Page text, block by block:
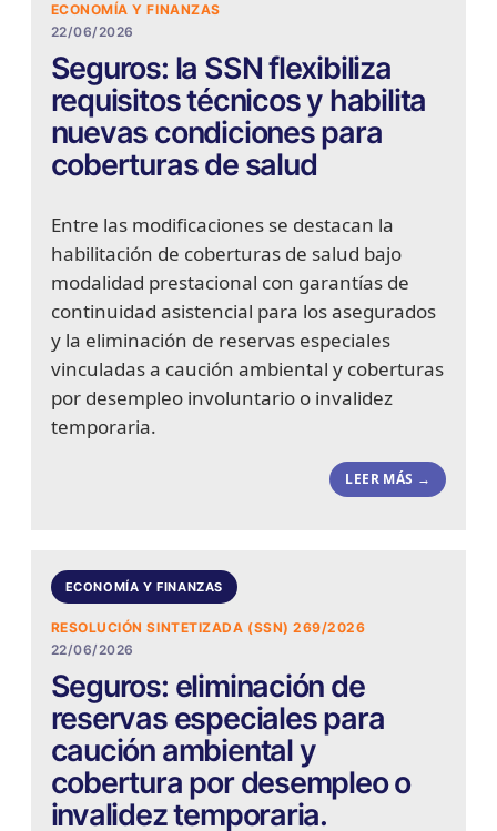
ECONOMÍA Y FINANZAS
22/06/2026
Seguros: la SSN flexibiliza
requisitos técnicos y habilita
nuevas condiciones para
coberturas de salud
Entre las modificaciones se destacan la
habilitación de coberturas de salud bajo
modalidad prestacional con garantías de
continuidad asistencial para los asegurados
y la eliminación de reservas especiales
vinculadas a caución ambiental y coberturas
por desempleo involuntario o invalidez
temporaria.
LEER MÁS →
ECONOMÍA Y FINANZAS
RESOLUCIÓN SINTETIZADA (SSN) 269/2026
22/06/2026
Seguros: eliminación de
reservas especiales para
caución ambiental y
cobertura por desempleo o
invalidez temporaria.